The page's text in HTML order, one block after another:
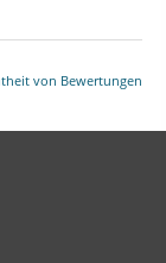
von Bewertungen